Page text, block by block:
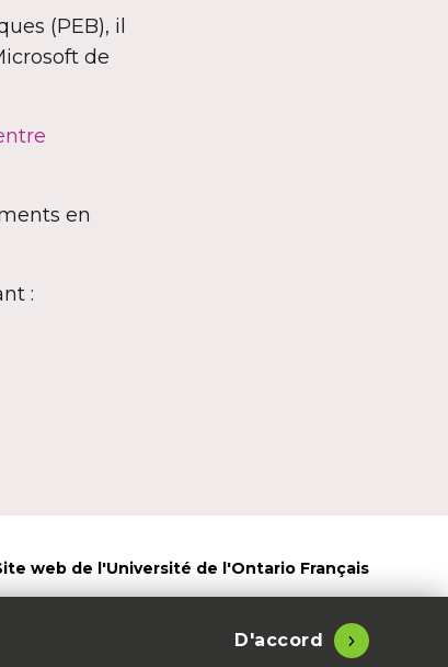
(PEB), il
de
en
:
web de l'Université de l'Ontario Français
Accessibilité Légal
D'accord